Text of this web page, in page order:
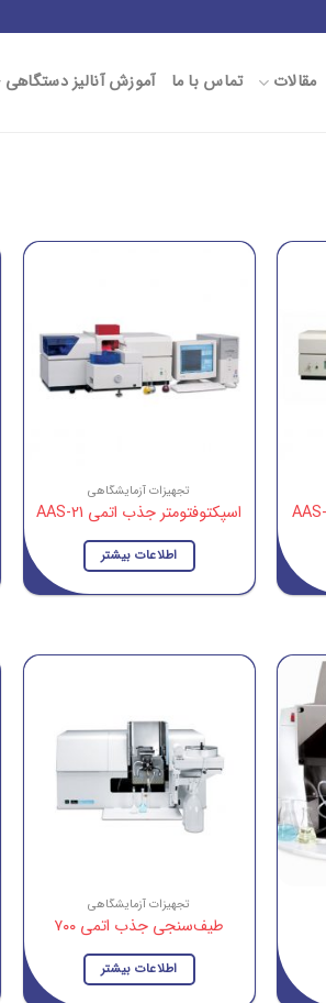
مقالات تماس با ما آموزش آنالیز دستگاهی
تجهیزات آزمایشگاهی
اسپکتوفتومتر جذب اتمی AAS-21
اطلاعات بیشتر
تجهیزات آزمایشگاهی
طیف‌سنجی جذب اتمی ۷۰۰
اطلاعات بیشتر